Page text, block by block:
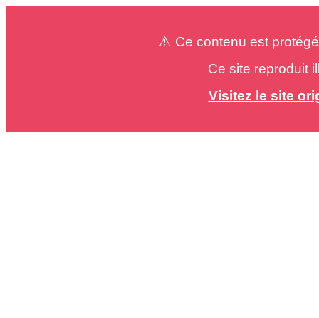
⚠️ Ce contenu est
Ce site reproduit
Visitez le site